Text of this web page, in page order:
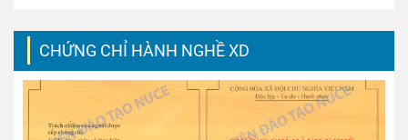
CHỨNG CHỈ HÀNH NGHỀ XD